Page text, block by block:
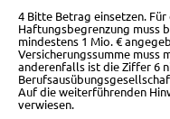
4 Bitte Betrag einsetzen.
Haftungsbegrenzung muss
mindestens 1 Mio. €
Versicherungssumme muss
anderenfalls ist die Ziffer 6
Auf die weiterführenden
verwiesen.